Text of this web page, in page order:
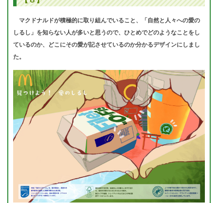
マクドナルドが積極的に取り組んでいること、「自然と人々への愛の
しるし」を知らない人が多いと思うので、ひとめでどのようなことをし
ているのか、どこにその愛が記させているのか分かるデザインにしまし
た。